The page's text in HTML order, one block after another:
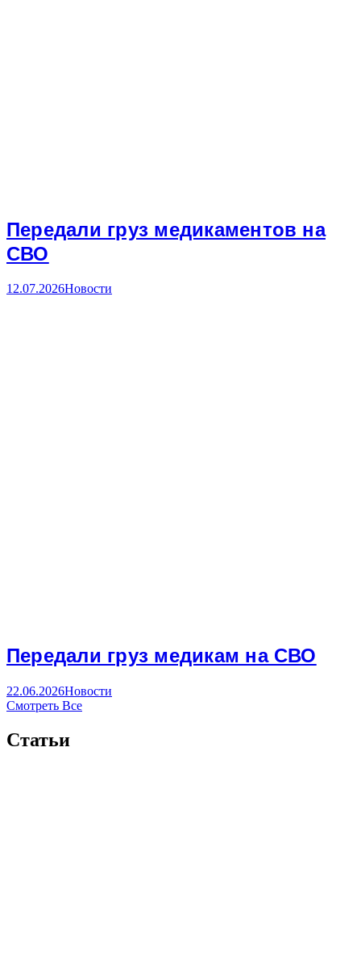
Передали груз медикаментов на
СВО
12.07.2026Новости
Передали груз медикам на СВО
22.06.2026Новости
Смотреть Все
Статьи